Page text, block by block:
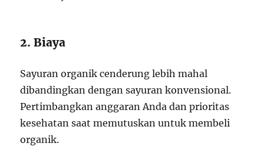
2. Biaya
Sayuran organik cenderung lebih mahal
dibandingkan dengan sayuran konvensional.
Pertimbangkan anggaran Anda dan prioritas
kesehatan saat memutuskan untuk membeli
organik.